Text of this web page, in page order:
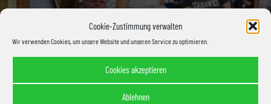
Cookie-Zustimmung verwalten
Wir verwenden Cookies, um unsere Website und unseren Service zu optimieren.
Cookies akzeptieren
Ablehnen